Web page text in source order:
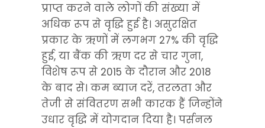
प्राप्त करने वाले लोगों की संख्या में
अधिक रूप से वृद्धि हुई है। असुरक्षित
प्रकार के ऋणों में लगभग 27% की वृद्धि
हुई, या बैंक की ऋण दर से चार गुना,
विशेष रूप से 2015 के दौरान और 2018
के बाद से। कम ब्याज दरें, तरलता और
तेजी से संवितरण सभी कारक हैं जिन्होंने
उधार वृद्धि में योगदान दिया है। पर्सनल